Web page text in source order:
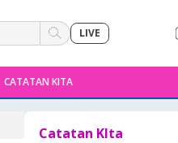
LIVE
CATATAN KITA
Catatan KIta